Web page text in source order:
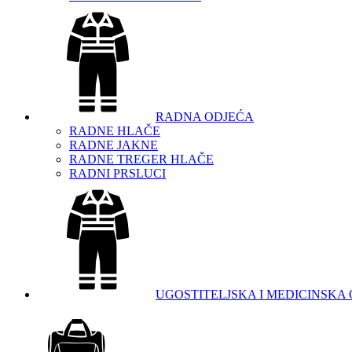
RADNA ODJEĆA
RADNE HLAČE
RADNE JAKNE
RADNE TREGER HLAČE
RADNI PRSLUCI
UGOSTITELJSKA I MEDICINSKA